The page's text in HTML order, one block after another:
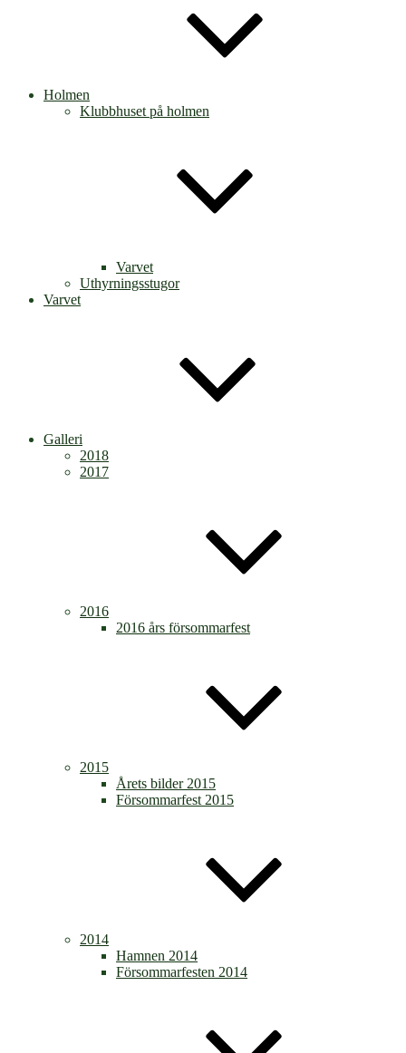
Holmen
Klubbhuset på holmen
Varvet
Uthyrningsstugor
Varvet
Galleri
2018
2017
2016
2016 års försommarfest
2015
Årets bilder 2015
Försommarfest 2015
2014
Hamnen 2014
Försommarfesten 2014